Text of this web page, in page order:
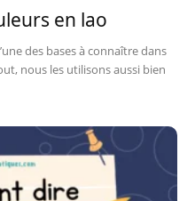
en lao
des bases à connaître dans
nous les utilisons aussi bien